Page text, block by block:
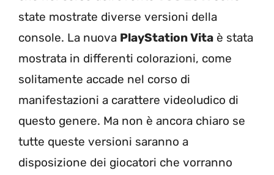
state mostrate diverse versioni della
console. La nuova PlayStation Vita è stata
mostrata in differenti colorazioni, come
solitamente accade nel corso di
manifestazioni a carattere videoludico di
questo genere. Ma non è ancora chiaro se
tutte queste versioni saranno a
disposizione dei giocatori che vorranno